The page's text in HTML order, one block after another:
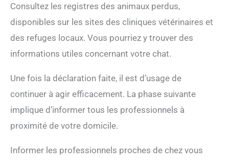
Consultez les registres des animaux perdus,
disponibles sur les sites des cliniques vétérinaires et
des refuges locaux. Vous pourriez y trouver des
informations utiles concernant votre chat.
Une fois la déclaration faite, il est d’usage de
continuer à agir efficacement. La phase suivante
implique d’informer tous les professionnels à
proximité de votre domicile.
Informer les professionnels proches de chez vous